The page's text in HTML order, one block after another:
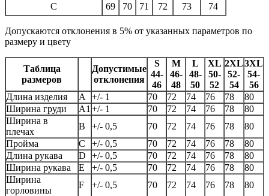
C
69 70 71 72 73 74
Допускаются отклонения в 5% от указанных параметров по
размеру и цвету
Таблица
размеров
Допустимые
отклонения
S
44-
46
M
46-
48
L
48-
50
XL
50-
52
2XL
52-
54
3XL
54-
56
Длина изделия
А +/- 1 70 72 74 76 78
80
Ширина груди
А1 +/- 1 70 72 74 76 78
80
Ширина в
плечах
B +/- 0,5 70 72 74 76 78
80
Пройма
C +/- 0,5 70 72 74 76 78
80
Длина рукава
D +/- 0,5 70 72 74 76 78
80
Ширина рукава
E +/- 0,5 70 72 74 76 78
80
Ширина
горловины
F +/- 0,5 70 72 74 76 78
80